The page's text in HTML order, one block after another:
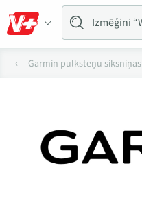
Garmin pulksteņu siksniņas